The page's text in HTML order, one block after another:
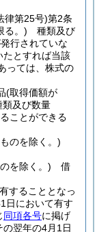
律第25号)第2条
る。) 種類及び
行されていな
たとすれば当該
っては、株式の
(取得価額が
及び数量
ことができる
のを除く。)
を除く。) 借
することとなっ
日において有す
同項各号に掲げ
翌年の4月1日